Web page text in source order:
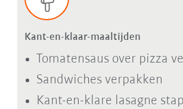
Kant-en-klaar-maaltijden
Tomatensaus over pizza
Sandwiches verpakken
Kant-en-klare lasagne